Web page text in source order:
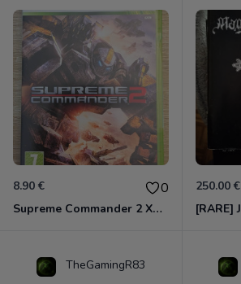
8.90 € 0
Supreme Commander 2 Xbox 360
250.00 €
TheGamingR83